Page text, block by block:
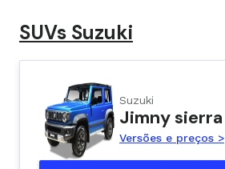
SUVs Suzuki
Suzuki
Jimny sierra
Versões e preços >